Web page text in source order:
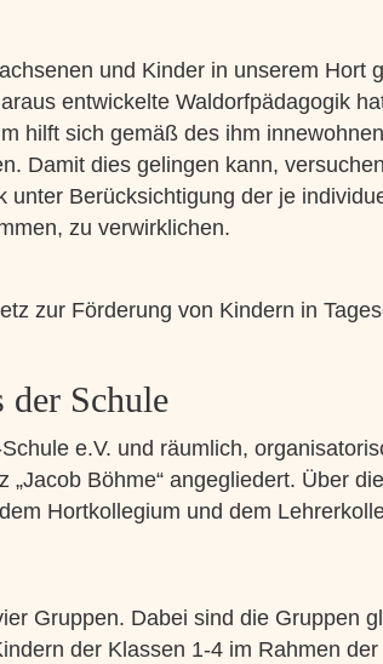
und Kinder in unserem Hort
entwickelte Waldorfpädagogik
hilft sich gemäß des ihm
Damit dies gelingen kann,
Berücksichtigung der je
zu verwirklichen.
zur Förderung von Kindern in
der Schule
e.V. und räumlich,
Böhme“ angegliedert. Über
Hortkollegium und dem
Gruppen. Dabei sind die Gruppen
der Klassen 1-4 im Rahmen